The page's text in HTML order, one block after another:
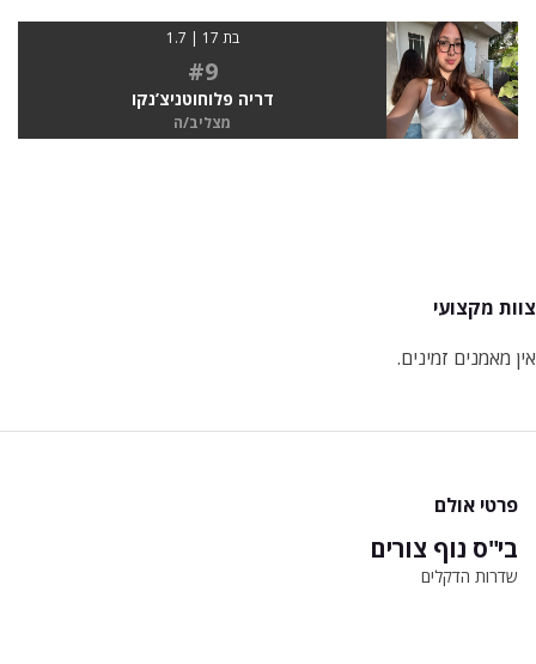
בת 17 | 1.7
#9
דריה פלוחוטניצ’נקו
מצליב/ה
צוות מקצועי
אין מאמנים זמינים.
פרטי אולם
בי"ס נוף צורים
שדרות הדקלים